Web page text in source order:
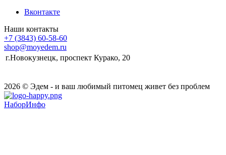
Вконтакте
Наши контакты
+7 (3843) 60-58-60
shop@moyedem.ru
г.Новокузнецк, проспект Курако, 20
2026 © Эдем - и ваш любимый питомец живет без проблем
НаборИнфо